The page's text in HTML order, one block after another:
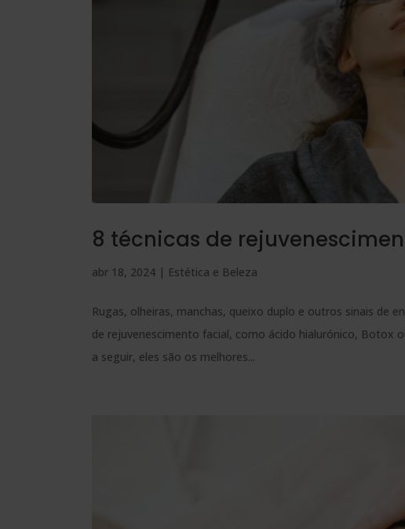
8 técnicas de
abr 18, 2024 | Estética e Beleza
Rugas, olheiras, manchas, queixo duplo e outros sinais de
de rejuvenescimento facial, como ácido hialurónico, Botox
a seguir, eles são os melhores...